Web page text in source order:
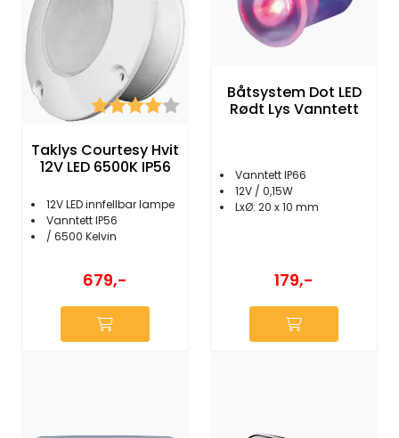
Karakter: 4.0 av 5 mulige
Taklys Courtesy Hvit
12V LED 6500K IP56
12V LED innfellbar lampe
Vanntett IP56
/ 6500 Kelvin
679,-
Båtsystem Dot LED
Rødt Lys Vanntett
Vanntett IP66
12V / 0,15W
LxØ: 20 x 10 mm
179,-